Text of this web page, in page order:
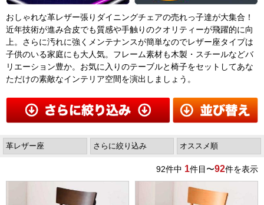
おしゃれな革レザー張りダイニングチェアの売れっ子達が大集合！
近年技術が進み合皮でも質感や手触りのクオリティーが飛躍的に向
上。さらに汚れに強くメンテナンスが簡単なのでレザー座タイプは
子供のいる家庭にも大人気。フレーム素材も木製・スチールなどバ
リエーション豊か。お気に入りのテーブルと椅子をセットしてあな
ただけの素敵なインテリア空間を演出しましょう。
92件中 1件目〜92件を表示